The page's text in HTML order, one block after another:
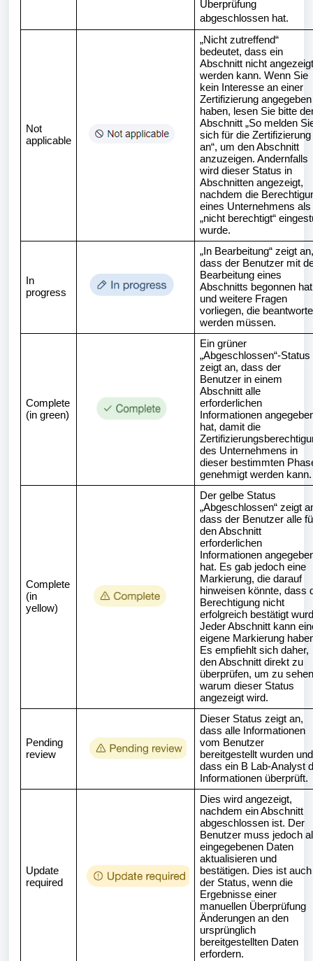
Überprüfung
abgeschlossen hat.
Not
applicable
„Nicht zutreffend“
bedeutet, dass ein
Abschnitt nicht angezeigt
werden kann. Wenn Sie
kein Interesse an einer
Zertifizierung angegeben
haben, lesen Sie bitte
Abschnitt „So melden
sich für die Zertifizierung
an“, um den Abschnitt
anzuzeigen. Andernfalls
wird dieser Status in
Abschnitten angezeigt,
nachdem die
eines Unternehmens als
„nicht berechtigt“
wurde.
In
progress
„In Bearbeitung“ zeigt an,
dass der Benutzer mit
Bearbeitung eines
Abschnitts begonnen hat
und weitere Fragen
vorliegen, die
werden müssen.
Complete
(in green)
Ein grüner
„Abgeschlossen“-Status
zeigt an, dass der
Benutzer in einem
Abschnitt alle
erforderlichen
Informationen
hat, damit die
des Unternehmens in
dieser bestimmten
genehmigt werden kann.
Complete
(in
yellow)
Der gelbe Status
„Abgeschlossen“ zeigt
dass der Benutzer alle
den Abschnitt
erforderlichen
Informationen
hat. Es gab jedoch eine
Markierung, die darauf
hinweisen könnte, dass
Berechtigung nicht
erfolgreich bestätigt
Jeder Abschnitt kann
eigene Markierung
Es empfiehlt sich daher,
den Abschnitt direkt zu
überprüfen, um zu
warum dieser Status
angezeigt wird.
Pending
review
Dieser Status zeigt an,
dass alle Informationen
vom Benutzer
bereitgestellt wurden und
dass ein B Lab-Analyst
Informationen überprüft.
Update
required
Dies wird angezeigt,
nachdem ein Abschnitt
abgeschlossen ist. Der
Benutzer muss jedoch
eingegebenen Daten
aktualisieren und
bestätigen. Dies ist auch
der Status, wenn die
Ergebnisse einer
manuellen Überprüfung
Änderungen an den
ursprünglich
bereitgestellten Daten
erfordern.